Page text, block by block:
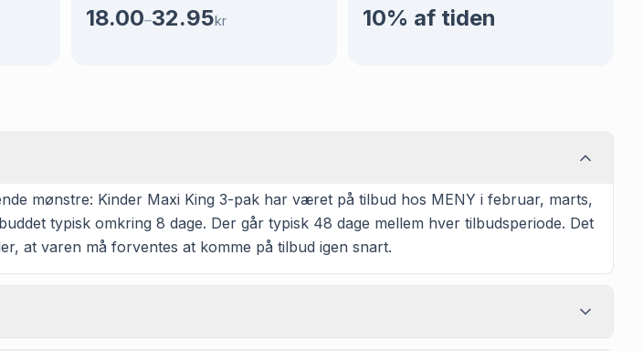
18.00–32.95kr 10% af tiden
mønstre: Kinder Maxi King 3-pak har været på tilbud hos MENY i februar, marts,
typisk omkring 8 dage. Der går typisk 48 dage mellem hver tilbudsperiode. Det
at varen må forventes at komme på tilbud igen snart.